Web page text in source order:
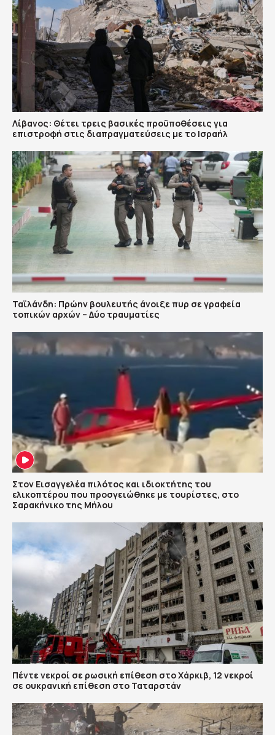
Λίβανος: Θέτει τρεις βασικές προϋποθέσεις για
επιστροφή στις διαπραγματεύσεις με το Ισραήλ
Ταϊλάνδη: Πρώην βουλευτής άνοιξε πυρ σε γραφεία
τοπικών αρχών – Δύο τραυματίες
Στον Εισαγγελέα πιλότος και ιδιοκτήτης του
ελικοπτέρου που προσγειώθηκε με τουρίστες, στο
Σαρακήνικο της Μήλου
Πέντε νεκροί σε ρωσική επίθεση στο Χάρκιβ, 12 νεκροί
σε ουκρανική επίθεση στο Ταταρστάν